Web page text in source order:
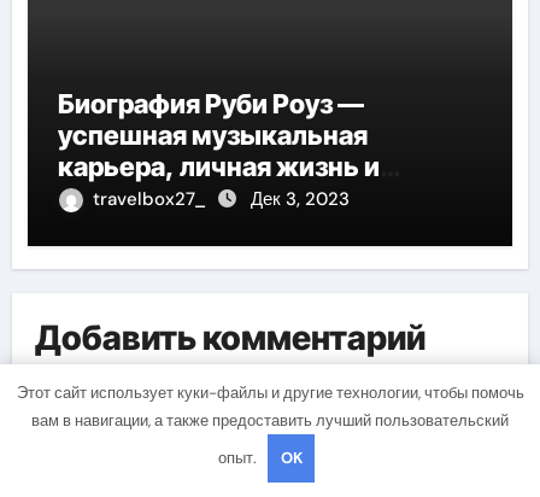
Биография Руби Роуз —
успешная музыкальная
карьера, личная жизнь и
знаковые достижения
travelbox27_ Дек 3, 2023
Добавить комментарий
Для отправки комментария вам необходимо
авторизоваться.
Этот сайт использует куки-файлы и другие технологии, чтобы помочь
вам в навигации, а также предоставить лучший пользовательский
опыт.
OK